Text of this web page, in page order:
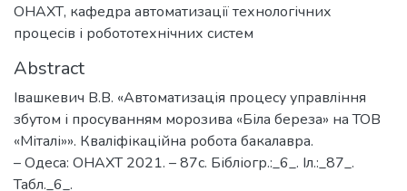
ОНАХТ, кафедра автоматизації технологічних
процесів і робототехнічних систем
Abstract
Івашкевич В.В. «Автоматизація процесу управління
збутом і просуванням морозива «Біла береза» на ТОВ
«Міталі»». Кваліфікаційна робота бакалавра.
– Одеса: ОНАХТ 2021. – 87с. Бібліогр.:_6_. Іл.:_87_.
Табл._6_.